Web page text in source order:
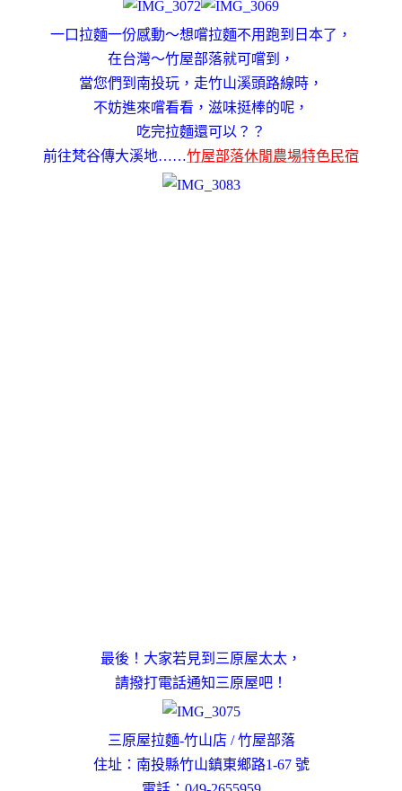
一口拉麵一份感動～想嚐拉麵不用跑到日本了，
在台灣～竹屋部落就可嚐到，
當您們到南投玩，走竹山溪頭路線時，
不妨進來嚐看看，滋味挺棒的呢，
吃完拉麵還可以？ ？
前往梵谷傳大溪地……竹屋部落休閒農場特色民宿
最後！大家若見到三原屋太太 ，
請撥打電話通知三原屋吧！
三原屋拉麵-竹山店 / 竹屋部落
住址：南投縣竹山鎮東鄉路1-67 號